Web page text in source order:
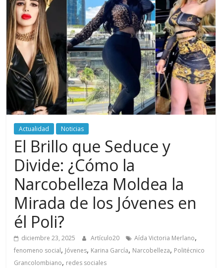
periodismo
digital
del
Politécnico
Grancolombiano
Actualidad Noticias
El Brillo que Seduce y
Divide: ¿Cómo la
Narcobelleza Moldea la
Mirada de los Jóvenes en
él Poli?
diciembre 23, 2025 Artículo20 Aída Victoria Merlano,
fenomeno social, Jóvenes, Karina García, Narcobelleza, Politécnico
Grancolombiano, redes sociales